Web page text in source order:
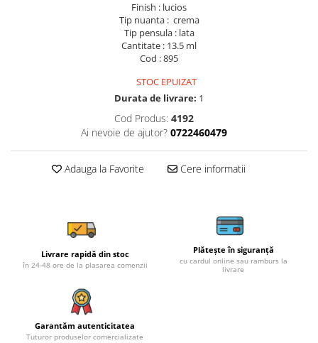
Finish : lucios
Tip nuanta : crema
Tip pensula : lata
Cantitate : 13.5 ml
Cod : 895
STOC EPUIZAT
Durata de livrare: 1
Cod Produs: 4192
Ai nevoie de ajutor? 0722460479
Adauga la Favorite Cere informatii
Livrare rapidă din stoc
în 24-48 ore de la plasarea comenzii
Plătește în siguranță
cu cardul online sau ramburs la
livrare
Garantăm autenticitatea
Tuturor produselor comercializate